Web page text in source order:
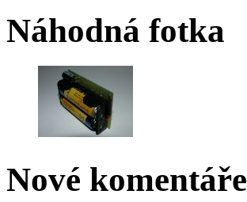
Náhodná fotka
Nové komentáře